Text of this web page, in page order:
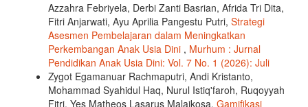
Azzahra Febriyela, Derbi Zanti Basrian, Afrida Tri Dita,
Fitri Anjarwati, Ayu Aprilia Pangestu Putri, Strategi
Asesmen Pembelajaran dalam Meningkatkan
Perkembangan Anak Usia Dini , Murhum : Jurnal
Pendidikan Anak Usia Dini: Vol. 7 No. 1 (2026): Juli
Zygot Egamanuar Rachmaputri, Andi Kristanto,
Mohammad Syahidul Haq, Nurul Istiq'faroh, Ruqoyyah
Fitri, Yes Matheos Lasarus Malaikosa, Gamifikasi